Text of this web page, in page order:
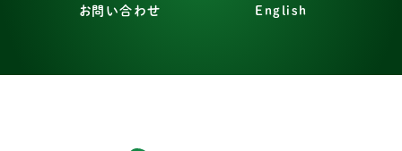
お問い合わせ English